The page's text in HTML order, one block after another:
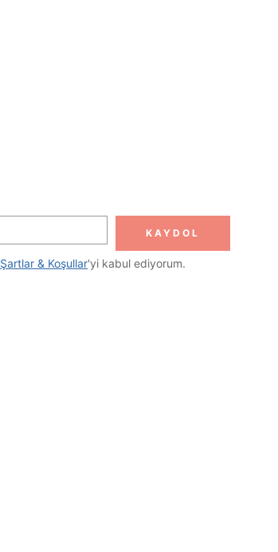
KAYDOL
Şartlar & Koşullar'yi kabul ediyorum.